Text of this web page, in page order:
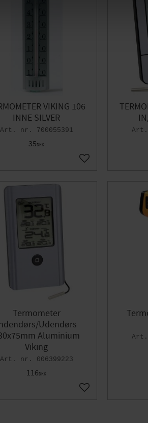
VIKING 106
INNE SILVER
700055391
35DKK
Gem som favorit
Termometer
Udendørs
Aluminium
Viking
006399223
116DKK
Gem som favorit